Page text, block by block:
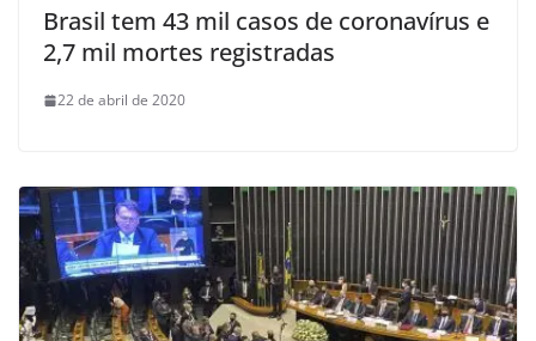
Brasil tem 43 mil casos de coronavírus e
2,7 mil mortes registradas
22 de abril de 2020